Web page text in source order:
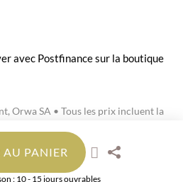
PANIER
: 10 - 15 jours ouvrables
avec Postfinance sur la boutique
Orwa SA • Tous les prix incluent la